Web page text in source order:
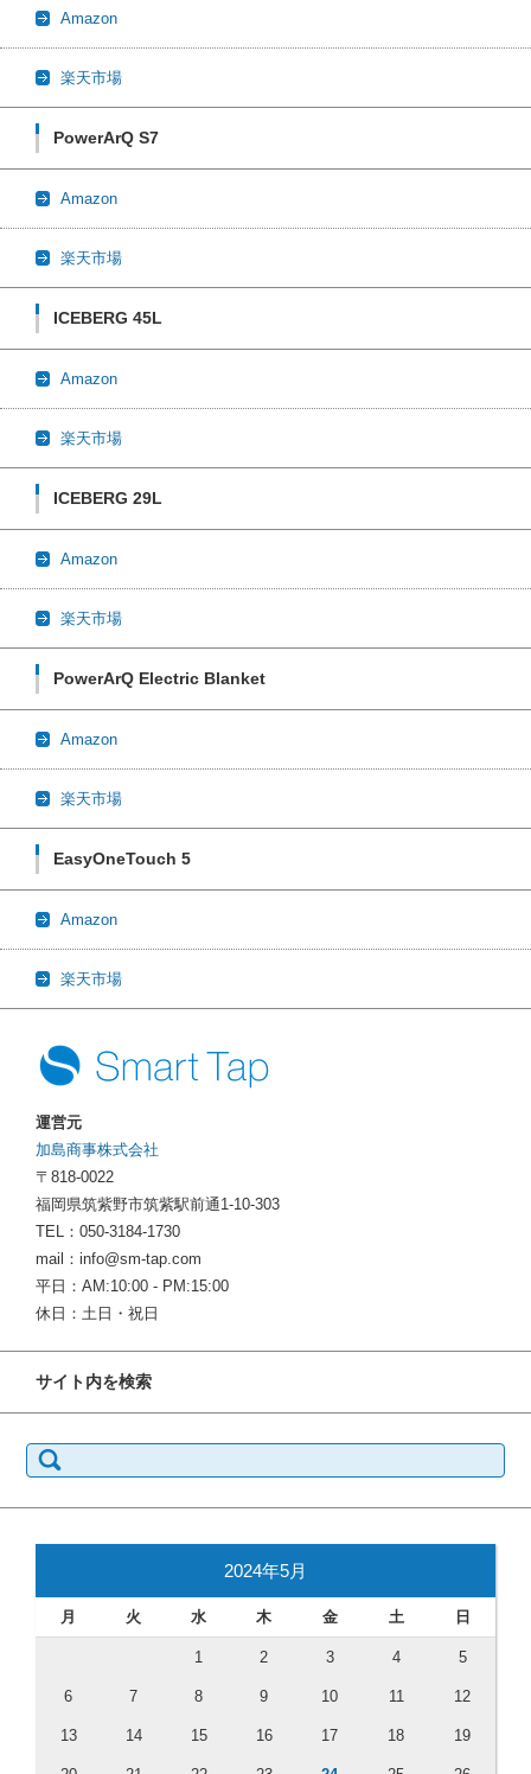
Amazon
楽天市場
PowerArQ S7
Amazon
楽天市場
ICEBERG 45L
Amazon
楽天市場
ICEBERG 29L
Amazon
楽天市場
PowerArQ Electric Blanket
Amazon
楽天市場
EasyOneTouch 5
Amazon
楽天市場
運営元
加島商事株式会社
〒818-0022
福岡県筑紫野市筑紫駅前通1-10-303
TEL：050-3184-1730
mail：info@sm-tap.com
平日：AM:10:00 - PM:15:00
休日：土日・祝日
サイト内を検索
索:
2024年5月
月 火 水 木 金 土 日
1 2 3 4 5
6 7 8 9 10 11 12
13 14 15 16 17 18 19